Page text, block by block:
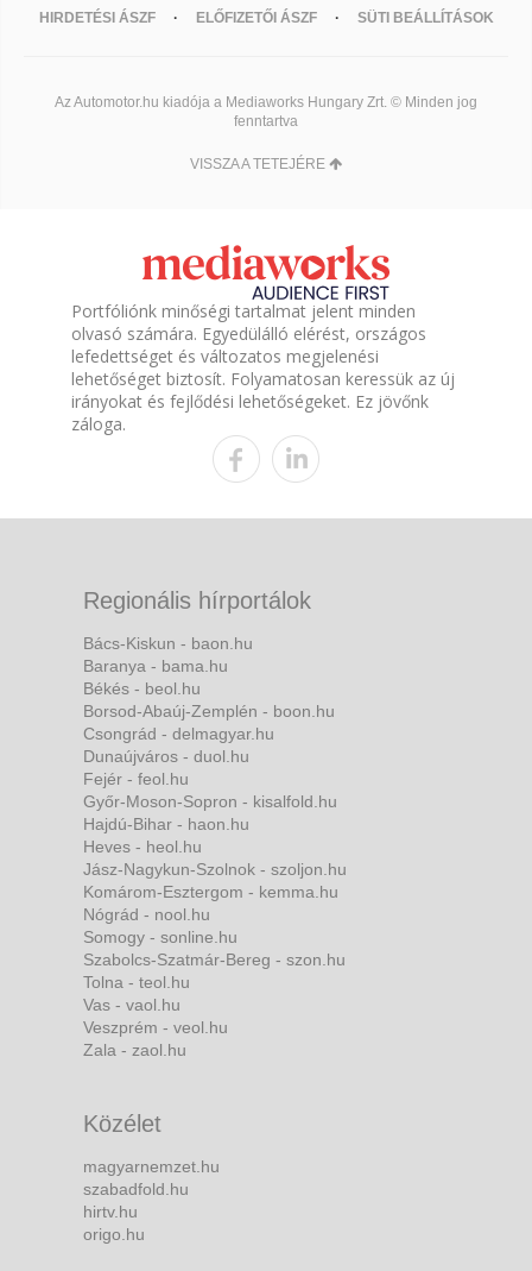
HIRDETÉSI ÁSZF
ELŐFIZETŐI ÁSZF SÜTI BEÁLLÍTÁSOK
Az Automotor.hu kiadója a Mediaworks Hungary Zrt. © Minden jog
fenntartva
VISSZA A TETEJÉRE
Portfóliónk minőségi tartalmat jelent minden
olvasó számára. Egyedülálló elérést, országos
lefedettséget és változatos megjelenési
lehetőséget biztosít. Folyamatosan keressük az új
irányokat és fejlődési lehetőségeket. Ez jövőnk
záloga.
Regionális hírportálok
Bács-Kiskun - baon.hu
Baranya - bama.hu
Békés - beol.hu
Borsod-Abaúj-Zemplén - boon.hu
Csongrád - delmagyar.hu
Dunaújváros - duol.hu
Fejér - feol.hu
Győr-Moson-Sopron - kisalfold.hu
Hajdú-Bihar - haon.hu
Heves - heol.hu
Jász-Nagykun-Szolnok - szoljon.hu
Komárom-Esztergom - kemma.hu
Nógrád - nool.hu
Somogy - sonline.hu
Szabolcs-Szatmár-Bereg - szon.hu
Tolna - teol.hu
Vas - vaol.hu
Veszprém - veol.hu
Zala - zaol.hu
Közélet
magyarnemzet.hu
szabadfold.hu
hirtv.hu
origo.hu